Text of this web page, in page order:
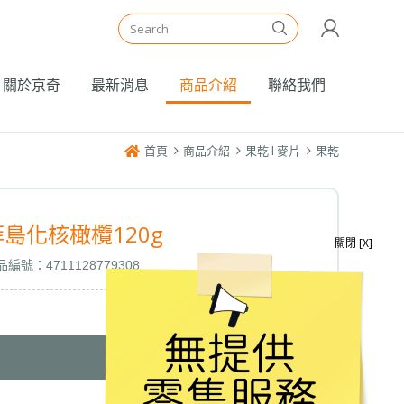
關於京奇 最新消息 商品介紹 聯絡我們
首頁 商品介紹 果乾 l 麥片 果乾
化核橄欖120g
編號：4711128779308
我要詢問
關閉 [X]